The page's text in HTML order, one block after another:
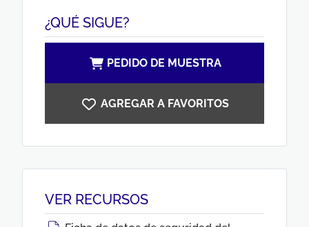
¿QUÉ SIGUE?
PEDIDO DE MUESTRA
AGREGAR A FAVORITOS
VER RECURSOS